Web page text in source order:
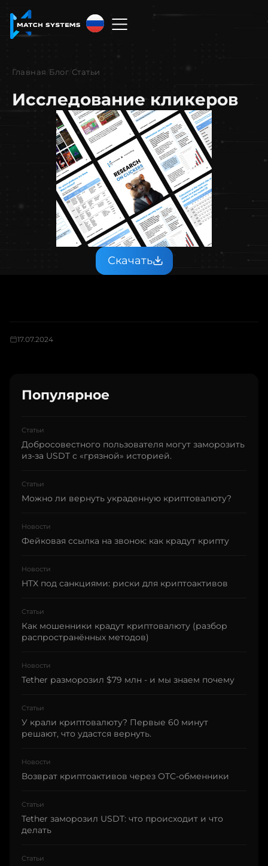
Русский
Español
Français
العربية
Русский
Главная Блог Статьи
Исследование кликеров
Скачать
17.07.2024
Популярное
Статьи
Добросовестного пользователя могут заморозить
из-за USDT с «грязной» историей.
Статьи
Можно ли вернуть украденную криптовалюту?
Новости
Фейковая ссылка на звонок: как крадут крипту
Новости
HTX под санкциями: риски для криптоактивов
Статьи
Как мошенники крадут криптовалюту (разбор
распространённых методов)
Новости
Tether разморозил $79 млн - и мы знаем почему
Статьи
У крали криптовалюту? Первые 60 минут
решают, что удастся вернуть.
Новости
Возврат криптоактивов через OTC-обменники
Статьи
Tether заморозил USDT: что происходит и что
делать
Статьи